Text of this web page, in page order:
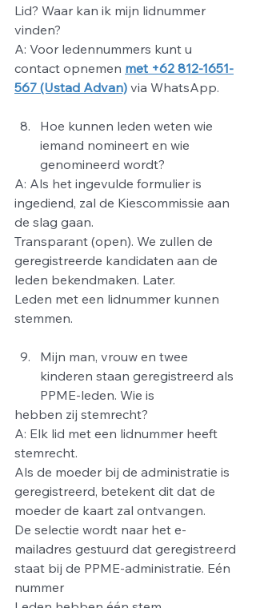
Lid? Waar kan ik mijn lidnummer
vinden?
A: Voor ledennummers kunt u
contact opnemen met +62 812-1651-
567 (Ustad Advan) via WhatsApp.
Hoe kunnen leden weten wie
iemand nomineert en wie
genomineerd wordt?
A: Als het ingevulde formulier is
ingediend, zal de Kiescommissie aan
de slag gaan.
Transparant (open). We zullen de
geregistreerde kandidaten aan de
leden bekendmaken. Later.
Leden met een lidnummer kunnen
stemmen.
Mijn man, vrouw en twee
kinderen staan geregistreerd als
PPME-leden. Wie is
hebben zij stemrecht?
A: Elk lid met een lidnummer heeft
stemrecht.
Als de moeder bij de administratie is
geregistreerd, betekent dit dat de
moeder de kaart zal ontvangen.
De selectie wordt naar het e-
mailadres gestuurd dat geregistreerd
staat bij de PPME-administratie. Eén
nummer